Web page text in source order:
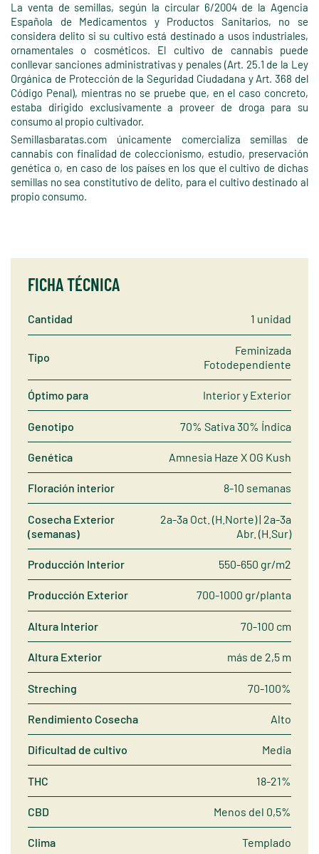
La venta de semillas, según la circular 6/2004 de la Agencia
Española de Medicamentos y Productos Sanitarios, no se
considera delito si su cultivo está destinado a usos industriales,
ornamentales o cosméticos. El cultivo de cannabis puede
conllevar sanciones administrativas y penales (Art. 25.1 de la Ley
Orgánica de Protección de la Seguridad Ciudadana y Art. 368 del
Código Penal), mientras no se pruebe que, en el caso concreto,
estaba dirigido exclusivamente a proveer de droga para su
consumo al propio cultivador.
Semillasbaratas.com únicamente comercializa semillas de
cannabis con finalidad de coleccionismo, estudio, preservación
genética o, en caso de los países en los que el cultivo de dichas
semillas no sea constitutivo de delito, para el cultivo destinado al
propio consumo.
FICHA TÉCNICA
Cantidad 1 unidad
Tipo
Feminizada
Fotodependiente
Óptimo para Interior y Exterior
Genotipo 70% Sativa 30% Índica
Genética Amnesia Haze X OG Kush
Floración interior 8-10 semanas
Cosecha Exterior
(semanas)
2a-3a Oct. (H.Norte) | 2a-3a
Abr. (H.Sur)
Producción Interior 550-650 gr/m2
Producción Exterior 700-1000 gr/planta
Altura Interior 70-100 cm
Altura Exterior más de 2,5 m
Streching 70-100%
Rendimiento Cosecha Alto
Dificultad de cultivo Media
THC 18-21%
CBD Menos del 0,5%
Clima Templado